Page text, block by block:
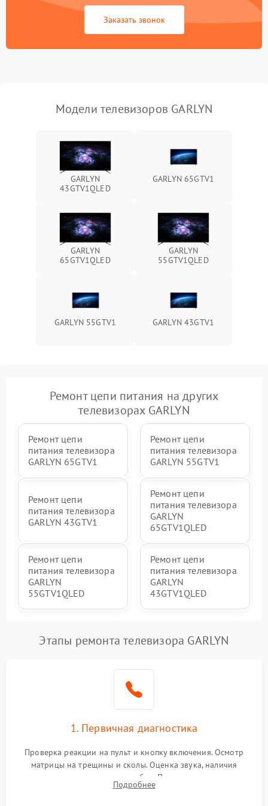
Сетевая
Заказать звонок
Модели телевизоров GARLYN
GARLYN
43GTV1QLED
GARLYN 65GTV1
GARLYN
65GTV1QLED
GARLYN
55GTV1QLED
GARLYN 55GTV1 GARLYN 43GTV1
Ремонт цепи питания на других
телевизорах GARLYN
Ремонт цепи
питания телевизора
GARLYN 65GTV1
Ремонт цепи
питания телевизора
GARLYN 55GTV1
Ремонт цепи
питания телевизора
GARLYN 43GTV1
Ремонт цепи
питания телевизора
GARLYN
65GTV1QLED
Ремонт цепи
питания телевизора
GARLYN
55GTV1QLED
Ремонт цепи
питания телевизора
GARLYN
43GTV1QLED
Этапы ремонта телевизора GARLYN
1. Первичная диагностика
Проверка реакции на пульт и кнопку включения. Осмотр
матрицы на трещины и сколы. Оценка звука, наличия
подсветки и индикаторов ошибок. Подключение тестовых
источников сигнала для выявления симптомов поломки.
Подробнее